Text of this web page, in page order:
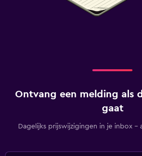
Ontvang een melding als
gaat
Dagelijks prijswijzigingen in je inbox -